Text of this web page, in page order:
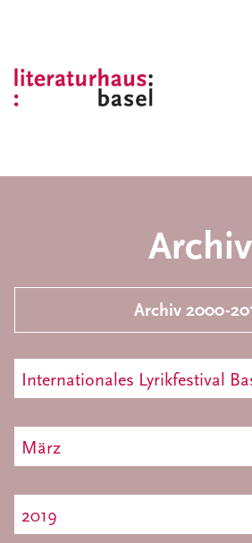
Archiv
Archiv 2000-
Internationales Lyrikfestival
März
2019